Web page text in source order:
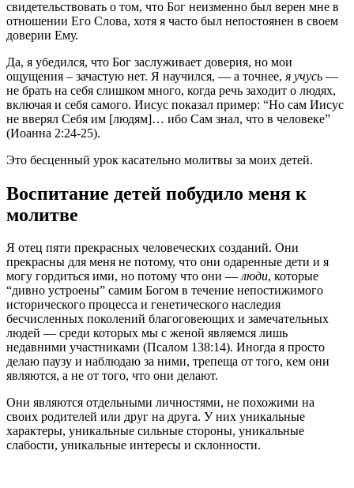
свидетельствовать о том, что Бог неизменно был верен мне в
отношении Его Слова, хотя я часто был непостоянен в своем
доверии Ему.
Да, я убедился, что Бог заслуживает доверия, но мои
ощущения – зачастую нет. Я научился, — а точнее, я учусь —
не брать на себя слишком много, когда речь заходит о людях,
включая и себя самого. Иисус показал пример: “Но сам Иисус
не вверял Себя им [людям]… ибо Сам знал, что в человеке”
(Иоанна 2:24-25).
Это бесценный урок касательно молитвы за моих детей.
Воспитание детей побудило меня к
молитве
Я отец пяти прекрасных человеческих созданий. Они
прекрасны для меня не потому, что они одаренные дети и я
могу гордиться ими, но потому что они —люди, которые
“дивно устроены” самим Богом в течение непостижимого
исторического процесса и генетического наследия
бесчисленных поколений благоговеющих и замечательных
людей — среди которых мы с женой являемся лишь
недавними участниками (Псалом 138:14). Иногда я просто
делаю паузу и наблюдаю за ними, трепеща от того, кем они
являются, а не от того, что они делают.
Они являются отдельными личностями, не похожими на
своих родителей или друг на друга. У них уникальные
характеры, уникальные сильные стороны, уникальные
слабости, уникальные интересы и склонности.